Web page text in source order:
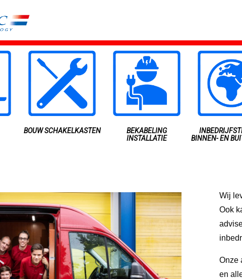
BOUW SCHAKELKASTEN
BEKABELING
INSTALLATIE
BINNEN- EN
Wij
Ook
Onze
en